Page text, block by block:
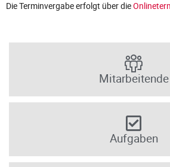
Die Terminvergabe erfolgt über die
Mitarbeitende
Aufgaben